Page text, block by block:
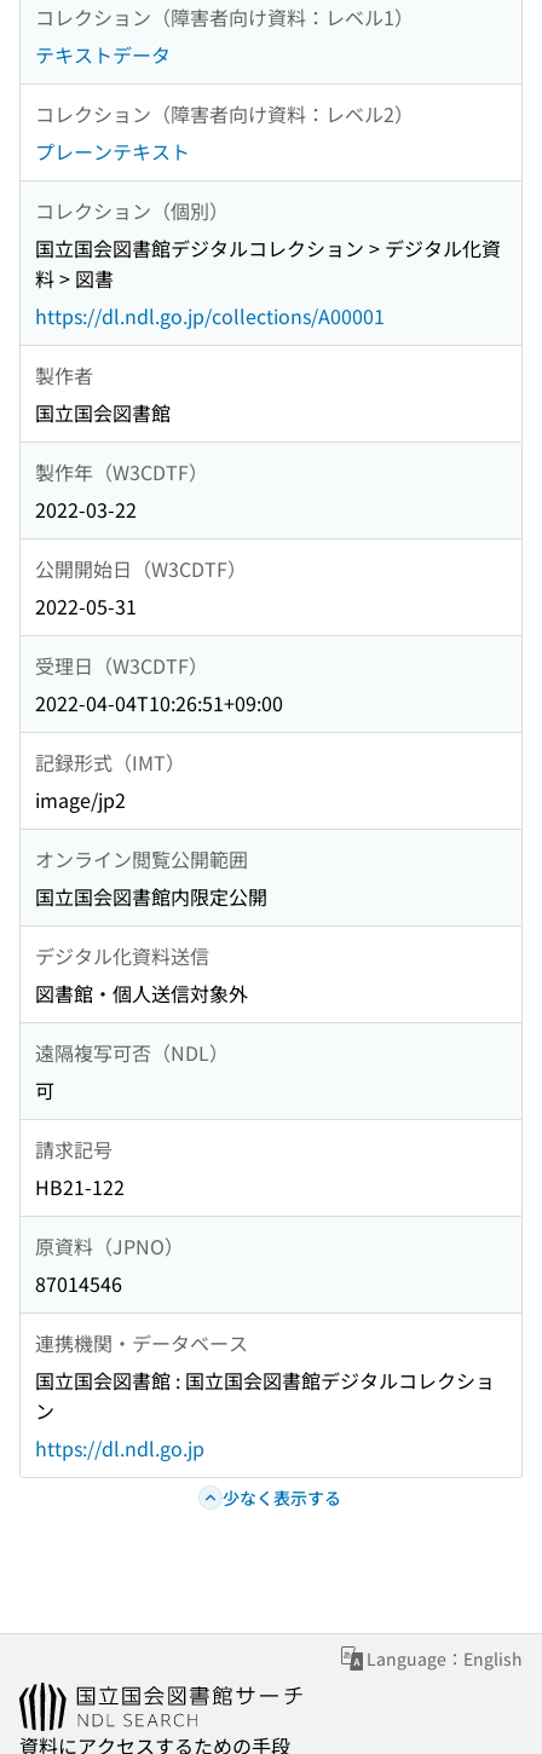
コレクション（障害者向け資料：レベル1）
テキストデータ
コレクション（障害者向け資料：レベル2）
プレーンテキスト
コレクション（個別）
国立国会図書館デジタルコレクション > デジタル化資
料 > 図書
https://dl.ndl.go.jp/collections/A00001
製作者
国立国会図書館
製作年（W3CDTF）
2022-03-22
公開開始日（W3CDTF）
2022-05-31
受理日（W3CDTF）
2022-04-04T10:26:51+09:00
記録形式（IMT）
image/jp2
オンライン閲覧公開範囲
国立国会図書館内限定公開
デジタル化資料送信
図書館・個人送信対象外
遠隔複写可否（NDL）
可
請求記号
HB21-122
原資料（JPNO）
87014546
連携機関・データベース
国立国会図書館 : 国立国会図書館デジタルコレクショ
ン
https://dl.ndl.go.jp
少なく表示する
Language：English
資料にアクセスするための手段